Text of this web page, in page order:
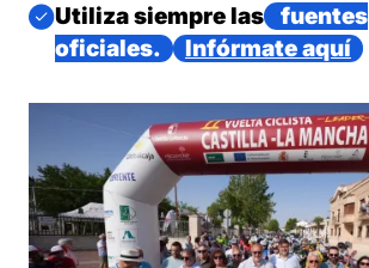
Imagen
Utiliza siempre las
fuentes
oficiales.
Infórmate aquí